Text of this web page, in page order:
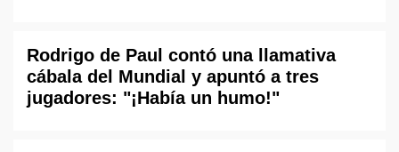
Rodrigo de Paul contó una llamativa
cábala del Mundial y apuntó a tres
jugadores: "¡Había un humo!"